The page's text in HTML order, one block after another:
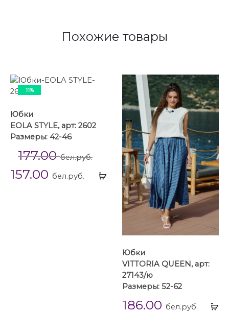
Похожие товары
11%
Выбрать
Юбки
EOLA STYLE, арт: 2602
Размеры: 42-46
177.00бел.руб.
157.00 бел.руб.
Юбки
VITTORIA QUEEN, арт:
27143/ю
Размеры: 52-62
186.00 бел.руб.